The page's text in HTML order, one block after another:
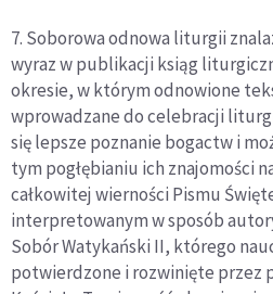
7. Soborowa odnowa liturgii
wyraz w publikacji ksiąg
okresie, w którym odnowione
wprowadzane do celebracji
się lepsze poznanie bogactw i
tym pogłębianiu ich znajomości
całkowitej wierności Pismu
interpretowanym w sposób
Sobór Watykański II, którego
potwierdzone i rozwinięte przez